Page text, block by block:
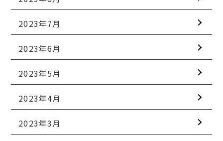
2023年7月
2023年6月
2023年5月
2023年4月
2023年3月